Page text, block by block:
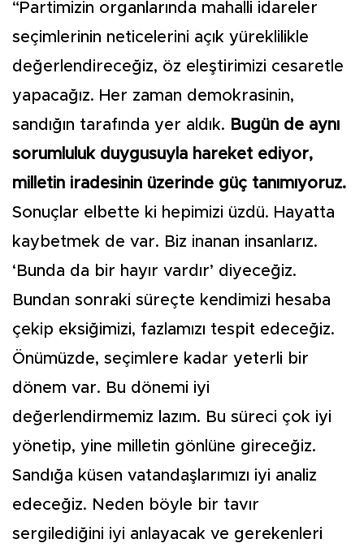
“Partimizin organlarında mahalli idareler
seçimlerinin neticelerini açık yüreklilikle
değerlendireceğiz, öz eleştirimizi cesaretle
yapacağız. Her zaman demokrasinin,
sandığın tarafında yer aldık. Bugün de aynı
sorumluluk duygusuyla hareket ediyor,
milletin iradesinin üzerinde güç tanımıyoruz.
Sonuçlar elbette ki hepimizi üzdü. Hayatta
kaybetmek de var. Biz inanan insanlarız.
‘Bunda da bir hayır vardır’ diyeceğiz.
Bundan sonraki süreçte kendimizi hesaba
çekip eksiğimizi, fazlamızı tespit edeceğiz.
Önümüzde, seçimlere kadar yeterli bir
dönem var. Bu dönemi iyi
değerlendirmemiz lazım. Bu süreci çok iyi
yönetip, yine milletin gönlüne gireceğiz.
Sandığa küsen vatandaşlarımızı iyi analiz
edeceğiz. Neden böyle bir tavır
sergilediğini iyi anlayacak ve gerekenleri